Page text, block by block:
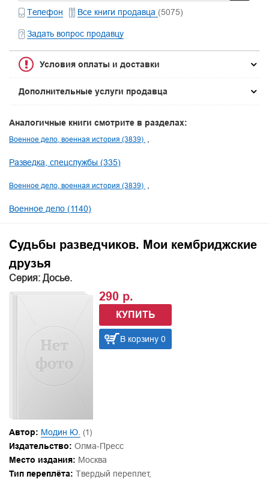
Телефон Все книги продавца (5075)
Задать вопрос продавцу
Условия оплаты и доставки
Дополнительные услуги продавца
Аналогичные книги смотрите в разделах:
Военное дело, военная история (3839)
Разведка, спецслужбы (335)
Военное дело, военная история (3839)
Военное дело (1140)
Судьбы разведчиков. Мои кембриджские
друзья
Серия: Досье.
290 р.
КУПИТЬ
В корзину 0
Автор: Модин Ю. (1)
Издательство: Олма-Пресс
Место издания: Москва
Тип переплёта: Твердый переплет,